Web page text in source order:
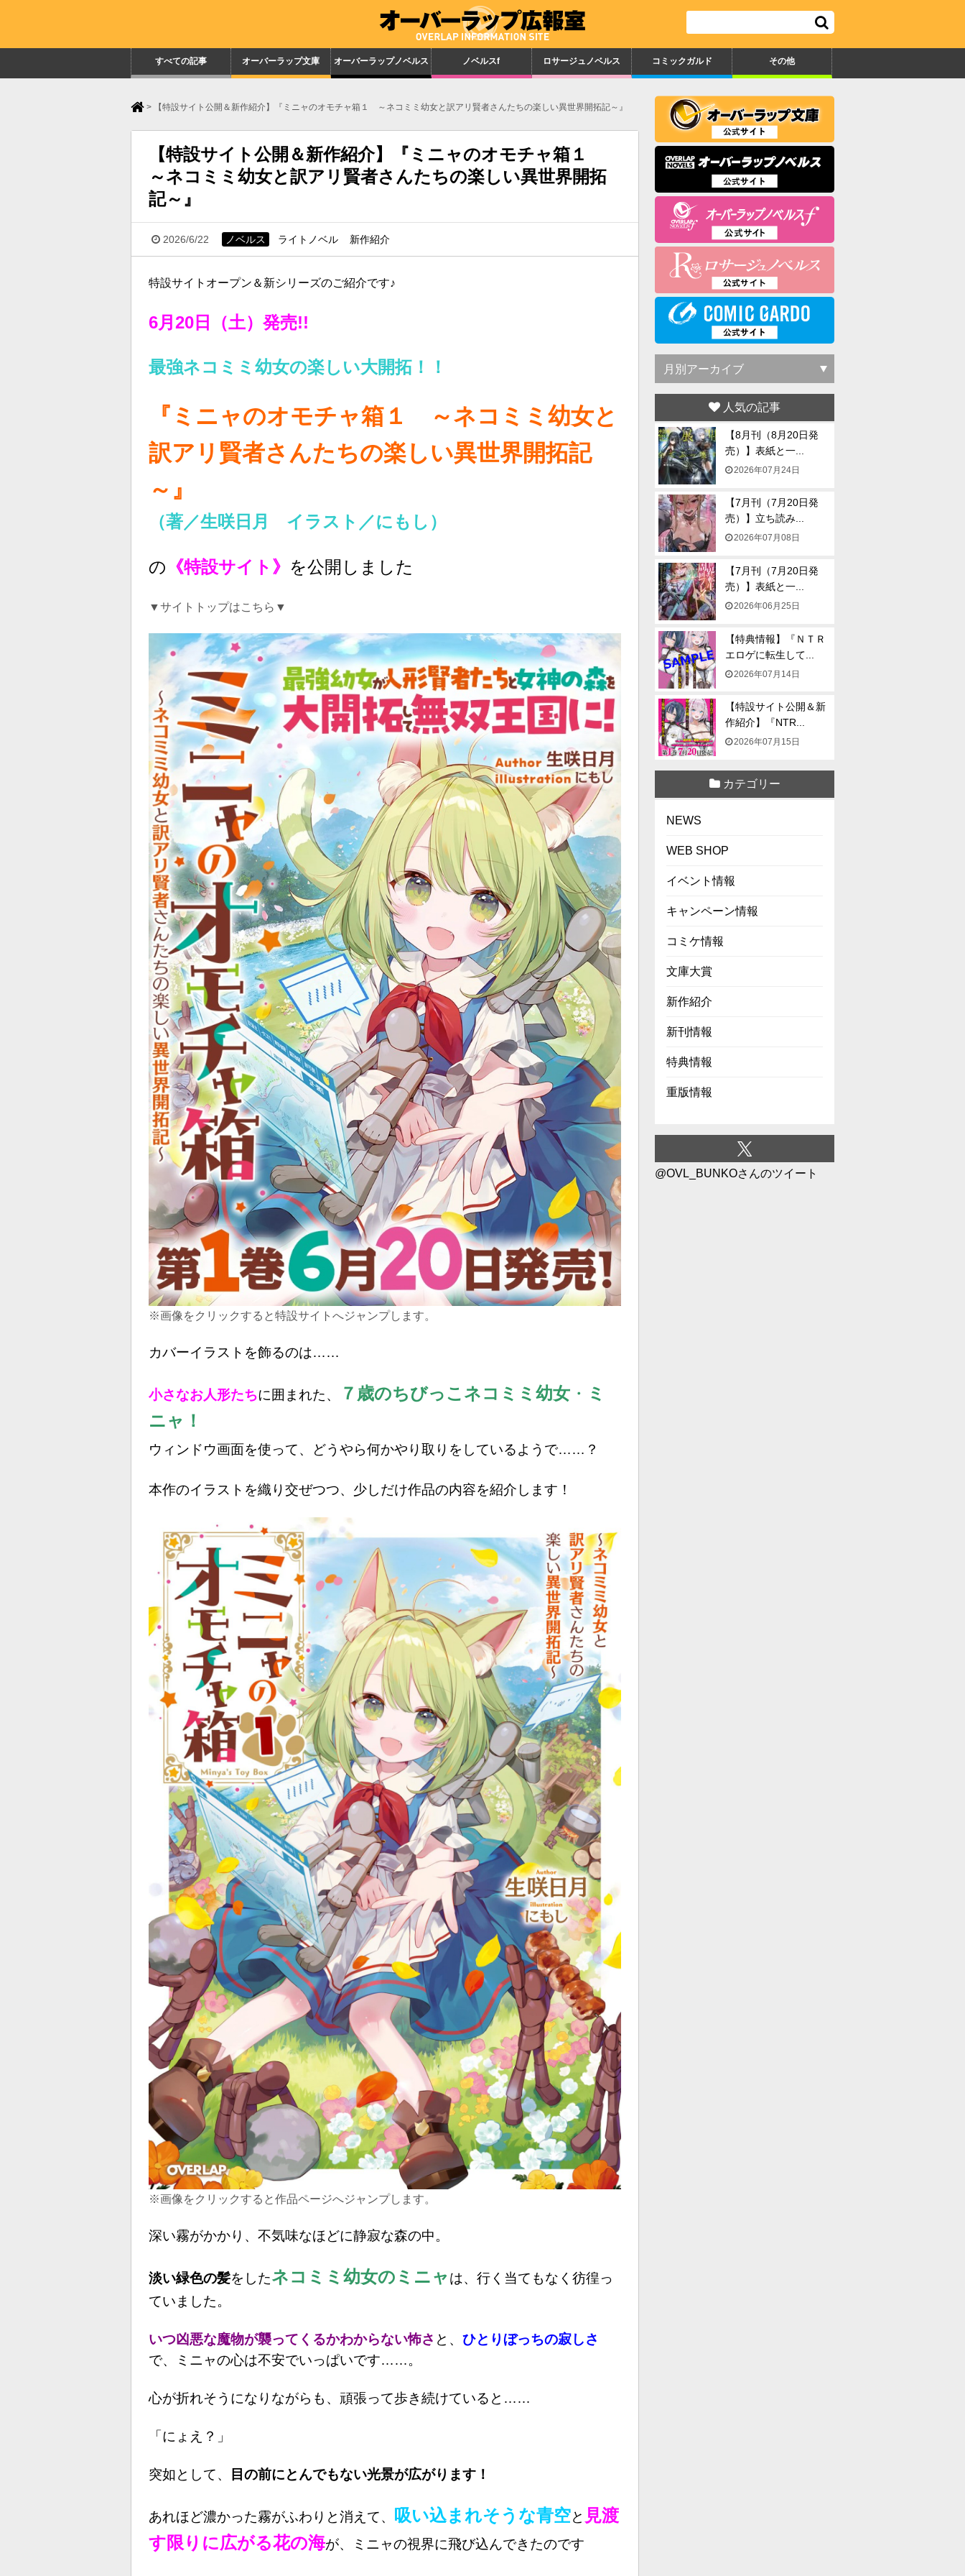
すべての記事 オーバーラップ文庫 オーバーラップノベルス ノベルスf ロサージュノベルス コミックガルド その他
> 【特設サイト公開＆新作紹介】『ミニャのオモチャ箱１ ～ネコミミ幼女と訳アリ賢者さんたちの楽しい異世界開拓記～』
【特設サイト公開＆新作紹介】『ミニャのオモチャ箱１
～ネコミミ幼女と訳アリ賢者さんたちの楽しい異世界開拓
記～』
2026/6/22 ノベルス ライトノベル 新作紹介
特設サイトオープン＆新シリーズのご紹介です♪
6月20日（土）発売!!
最強ネコミミ幼女の楽しい大開拓！！
『ミニャのオモチャ箱１ ～ネコミミ幼女と
訳アリ賢者さんたちの楽しい異世界開拓記
～』
（著／生咲日月 イラスト／にもし）
の 《特設サイト》 を公開しました
▼サイトトップはこちら▼
※画像をクリックすると特設サイトへジャンプします。
カバーイラストを飾るのは……
小さなお人形たちに囲まれた、 ７歳のちびっこネコミミ幼女 ・ ミ
ニャ！
ウィンドウ画面を使って、どうやら何かやり取りをしているようで……？
本作のイラストを織り交ぜつつ、 少しだけ作品の内容を紹介します！
※画像をクリックすると作品ページへジャンプします。
深い霧がかかり、不気味なほどに静寂な森の中。
淡い緑色の髪をしたネコミミ幼女のミニャは、行く当てもなく彷徨っ
ていました。
いつ凶悪な魔物が襲ってくるかわからない怖さ と、 ひとりぼっちの寂しさ
で、ミニャの心は不安でいっぱいです……。
心が折れそうになりながらも、頑張って歩き続けていると……
「にょえ？」
突如として、 目の前にとんでもない光景が広がります！
あれほど濃かった霧がふわりと消えて、 吸い込まれそうな青空と 見渡
す限りに広がる花の海が、ミニャの視界に飛び込んできたのです
人気の記事
【8月刊（8月20日発
売）】表紙と一...
2026年07月24日
【7月刊（7月20日発
売）】立ち読み...
2026年07月08日
【7月刊（7月20日発
売）】表紙と一...
2026年06月25日
【特典情報】『ＮＴＲ
エロゲに転生して...
2026年07月14日
【特設サイト公開＆新
作紹介】『NTR...
2026年07月15日
カテゴリー
NEWS
WEB SHOP
イベント情報
キャンペーン情報
コミケ情報
文庫大賞
新作紹介
新刊情報
特典情報
重版情報
@OVL_BUNKOさんのツイート